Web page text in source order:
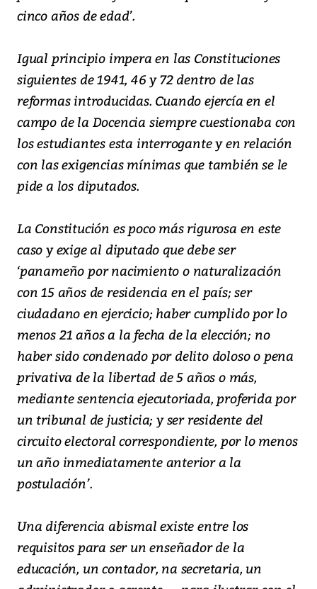
cinco años de edad’.
Igual principio impera en las Constituciones
siguientes de 1941, 46 y 72 dentro de las
reformas introducidas. Cuando ejercía en el
campo de la Docencia siempre cuestionaba con
los estudiantes esta interrogante y en relación
con las exigencias mínimas que también se le
pide a los diputados.
La Constitución es poco más rigurosa en este
caso y exige al diputado que debe ser
‘panameño por nacimiento o naturalización
con 15 años de residencia en el país; ser
ciudadano en ejercicio; haber cumplido por lo
menos 21 años a la fecha de la elección; no
haber sido condenado por delito doloso o pena
privativa de la libertad de 5 años o más,
mediante sentencia ejecutoriada, proferida por
un tribunal de justicia; y ser residente del
circuito electoral correspondiente, por lo menos
un año inmediatamente anterior a la
postulación’.
Una diferencia abismal existe entre los
requisitos para ser un enseñador de la
educación, un contador, na secretaria, un